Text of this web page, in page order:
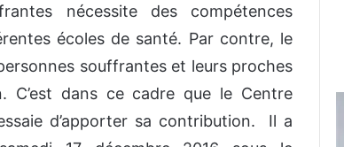
nécessite des compétences
écoles de santé. Par contre, le
souffrantes et leurs proches
C’est dans ce cadre que le Centre
d’apporter sa contribution. Il a